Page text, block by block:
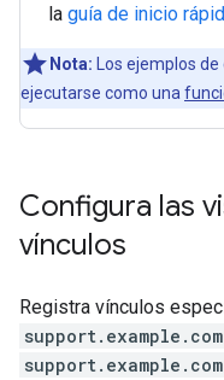
la guía de inicio
Nota: Los ejemplos
ejecutarse como una
Configura las
vínculos
Registra vínculos
support.example.com